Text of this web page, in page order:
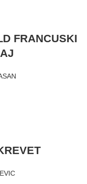
FRANCUSKI